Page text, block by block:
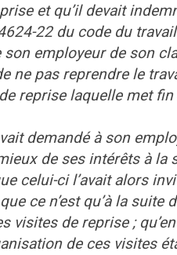
et qu’il devait
22 du code du
employeur de son
ne pas reprendre le
reprise laquelle met
demandé à son
de ses intérêts à
celui-ci l’avait alors
ce n’est qu’à la suite
visites de reprise ;
de ces visites